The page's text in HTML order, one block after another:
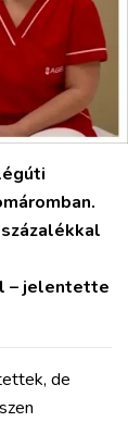
– jelentette
de